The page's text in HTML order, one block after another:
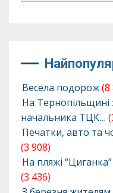
Весела подорож(8
На Тернопільщині
начальника ТЦК…
Печатки, авто та
(3 908)
На пляжі
(3 436)